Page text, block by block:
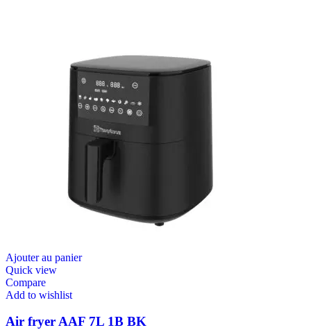
Ajouter au panier
Quick view
Compare
Add to wishlist
Air fryer AAF 7L 1B BK